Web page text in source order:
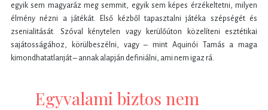
egyik sem magyaráz meg semmit, egyik sem képes érzékeltetni, milyen
élmény nézni a játékát. Első kézből tapasztalni játéka szépségét és
zsenialitását. Szóval kénytelen vagy kerülőúton közelíteni esztétikai
sajátosságához, körülbeszélni, vagy – mint Aquinói Tamás a maga
kimondhatatlanját – annak alapján definiálni, ami nem igaz rá.
Egyvalami biztos nem